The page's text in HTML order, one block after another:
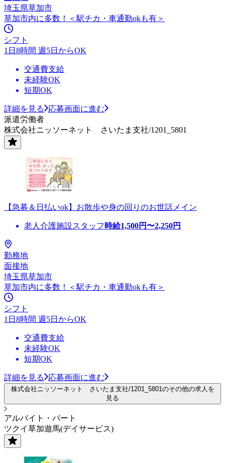
埼玉県草加市
草加市内に多数！＜駅チカ・車通勤okも有＞
シフト
1日8時間 週5日からOK
交通費支給
未経験OK
短期OK
詳細を見る
応募画面に進む
派遣労働者
株式会社ニッソーネット さいたま支社/1201_5801
【急募＆日払いok】お散歩や身の回りのお世話メイン
老人介護施設スタッフ 時給1,500円〜2,250円
勤務地
面接地
埼玉県草加市
草加市内に多数！＜駅チカ・車通勤okも有＞
シフト
1日8時間 週5日からOK
交通費支給
未経験OK
短期OK
詳細を見る 応募画面に進む
株式会社ニッソーネット さいたま支社/1201_5801のその他の求人を
見る
アルバイト・パート
ツクイ草加遊馬(デイサービス)